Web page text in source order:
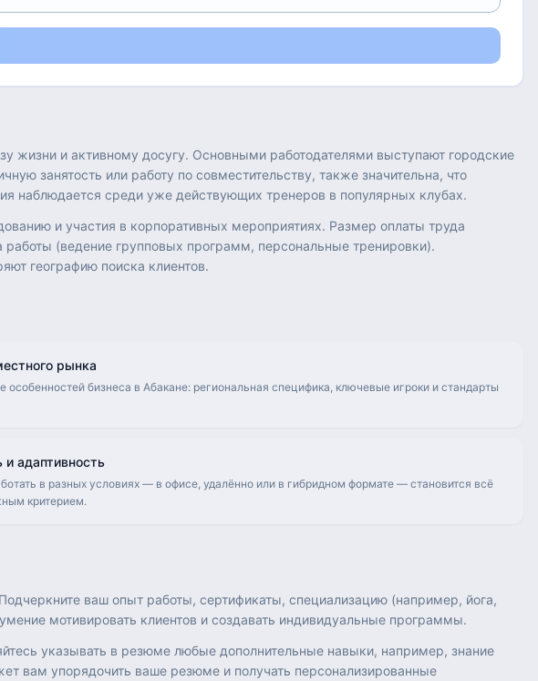
жизни и активному досугу. Основными работодателями выступают городские
занятость или работу по совместительству, также значительна, что
наблюдается среди уже действующих тренеров в популярных клубах.
и участия в корпоративных мероприятиях. Размер оплаты труда
(ведение групповых программ, персональные тренировки).
географию поиска клиентов.
рынка
особенностей бизнеса в Абакане: региональная специфика, ключевые игроки и стандарты
и адаптивность
в разных условиях — в офисе, удалённо или в гибридном формате — становится всё
критерием.
ваш опыт работы, сертификаты, специализацию (например, йога,
мотивировать клиентов и создавать индивидуальные программы.
указывать в резюме любые дополнительные навыки, например, знание
вам упорядочить ваше резюме и получать персонализированные